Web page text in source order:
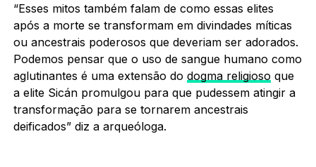
“Esses mitos também falam de como essas elites
após a morte se transformam em divindades míticas
ou ancestrais poderosos que deveriam ser adorados.
Podemos pensar que o uso de sangue humano como
aglutinantes é uma extensão do dogma religioso que
a elite Sicán promulgou para que pudessem atingir a
transformação para se tornarem ancestrais
deificados” diz a arqueóloga.